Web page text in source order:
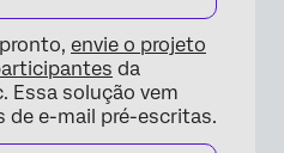
envie o projeto
da
Essa solução vem
de e-mail pré-escritas.